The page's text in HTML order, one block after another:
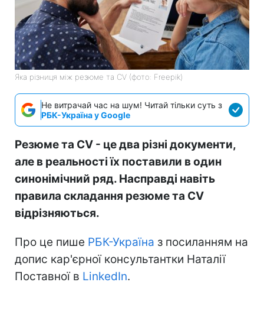
Яка різниця між резюме та CV (фото: Freepik)
Не витрачай час на шум! Читай тільки суть з
РБК-Україна у Google
Резюме та CV - це два різні документи,
але в реальності їх поставили в один
синонімічний ряд. Насправді навіть
правила складання резюме та CV
відрізняються.
Про це пише РБК-Україна з посиланням на
допис кар'єрної консультантки Наталії
Поставної в LinkedIn.